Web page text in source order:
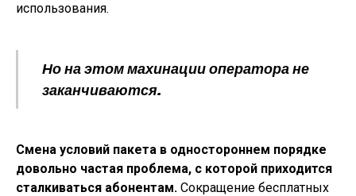
использования.
Но на этом махинации оператора не
заканчиваются.
Смена условий пакета в одностороннем порядке
довольно частая проблема, с которой приходится
сталкиваться абонентам. Сокращение бесплатных